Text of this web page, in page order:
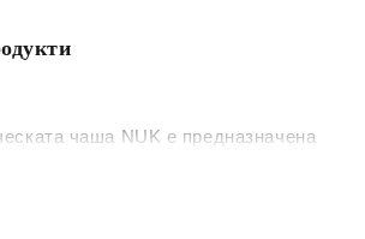
чаша NUK е предназначена
детето към самостоятелно пиене.